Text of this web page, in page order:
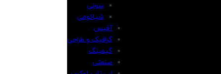
سونی
شیائومی
آفیس
گرافیک و طراحی
گیمینگ
صنعتی